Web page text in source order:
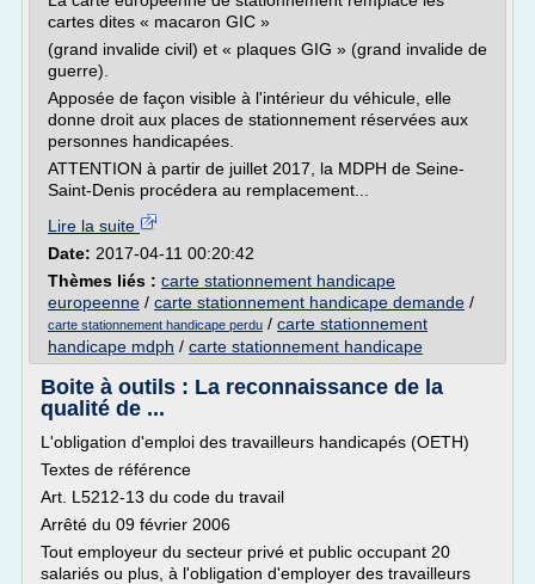
cartes dites « macaron GIC »
(grand invalide civil) et « plaques GIG » (grand invalide de
guerre).
Apposée de façon visible à l'intérieur du véhicule, elle
donne droit aux places de stationnement réservées aux
personnes handicapées.
ATTENTION à partir de juillet 2017, la MDPH de Seine-
Saint-Denis procédera au remplacement...
Lire la suite
Date: 2017-04-11 00:20:42
Thèmes liés : carte stationnement handicape
europeenne / carte stationnement handicape demande /
carte stationnement handicape perdu / carte stationnement
handicape mdph / carte stationnement handicape
Boite à outils : La reconnaissance de la
qualité de ...
L'obligation d'emploi des travailleurs handicapés (OETH)
Textes de référence
Art. L5212-13 du code du travail
Arrêté du 09 février 2006
Tout employeur du secteur privé et public occupant 20
salariés ou plus, à l'obligation d'employer des travailleurs